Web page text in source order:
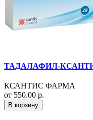
ТАДАЛАФИЛ-
КСАНТИС ФАРМА
от 550.00 р.
В корзину